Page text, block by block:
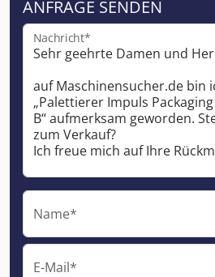
ANFRAGE SENDEN
Nachricht*
Name*
E-Mail*